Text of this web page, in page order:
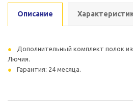
Описание
Дополнительный комплект полок
Лючия.
Гарантия: 24 месяца.